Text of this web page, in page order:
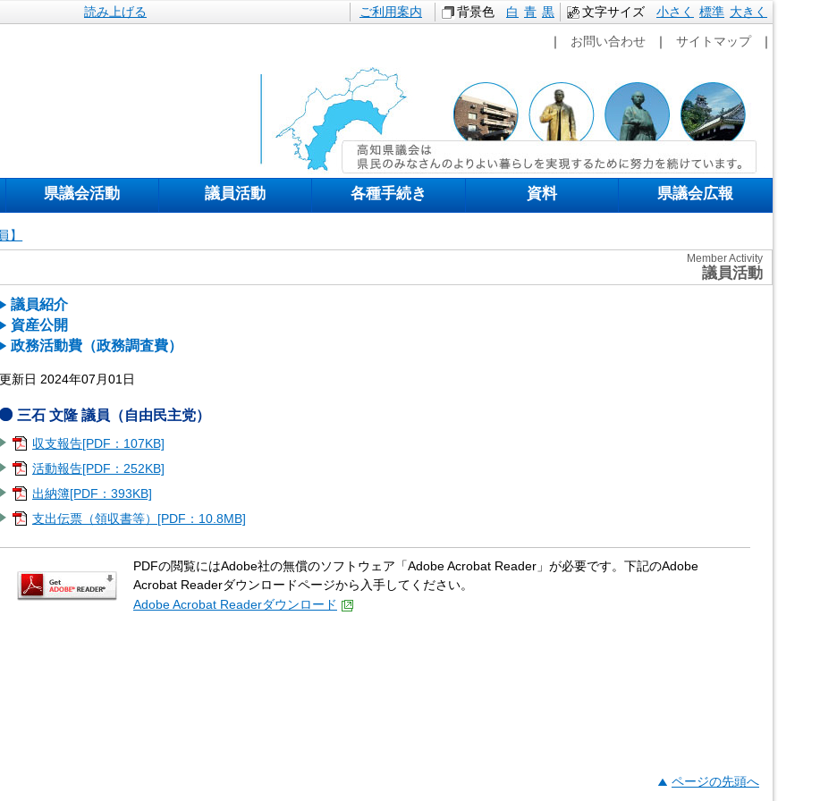
読み上げる 本文へ移動
文字サイズ 小さく 標準 大きく
ご利用案内 背景色 白 青 黒
｜ お問い合わせ ｜ サイトマップ ｜
県議会活動 議員活動 各種手続き 資料 県議会広報
】
Member Activity
議員活動
議員紹介
資産公開
政務活動費（政務調査費）
更新日 2024年07月01日
三石 文隆 議員（自由民主党）
収支報告[PDF：107KB]
活動報告[PDF：252KB]
出納簿[PDF：393KB]
支出伝票（領収書等）[PDF：10.8MB]
PDFの閲覧にはAdobe社の無償のソフトウェア「Adobe Acrobat Reader」が必要です。下記のAdobe
Acrobat Readerダウンロードページから入手してください。
Adobe Acrobat Readerダウンロード
ページの先頭へ